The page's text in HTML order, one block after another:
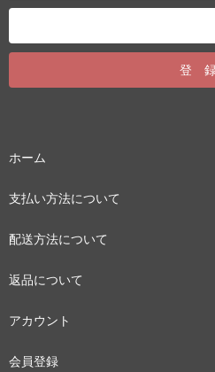
ホーム
支払い方法について
配送方法について
返品について
アカウント
会員登録